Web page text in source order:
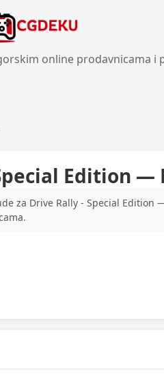
online prodavnicama i
Edition
za Drive Rally - Special